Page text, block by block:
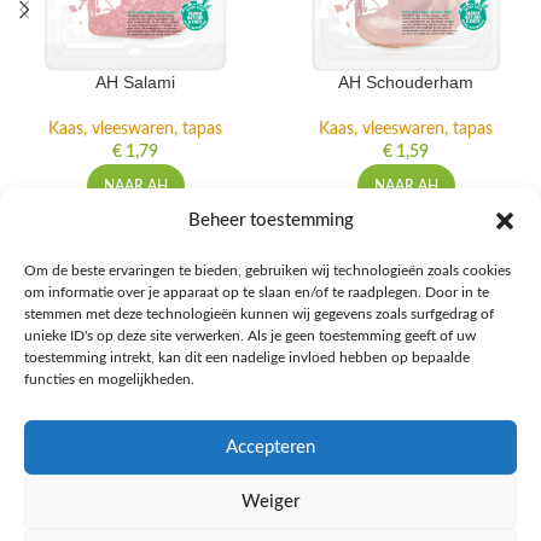
Beheer toestemming
Om de beste ervaringen te bieden, gebruiken wij technologieën zoals cookies
om informatie over je apparaat op te slaan en/of te raadplegen. Door in te
stemmen met deze technologieën kunnen wij gegevens zoals surfgedrag of
unieke ID's op deze site verwerken. Als je geen toestemming geeft of uw
toestemming intrekt, kan dit een nadelige invloed hebben op bepaalde
functies en mogelijkheden.
Accepteren
Weiger
AH Salami
Kaas, vleeswaren, tapas
€ 1,79
NAAR AH
AH Schouderham
Kaas, vleeswaren, tapas
€ 1,59
NAAR AH
Ontdek de beste keto-vriendelijke keuzes van Albert Heijn, verrijk je
kennis met onze diepgaande blogs over het keto-dieet, en deel jouw
favoriete keto recepten in onze bruisende online gemeenschap!